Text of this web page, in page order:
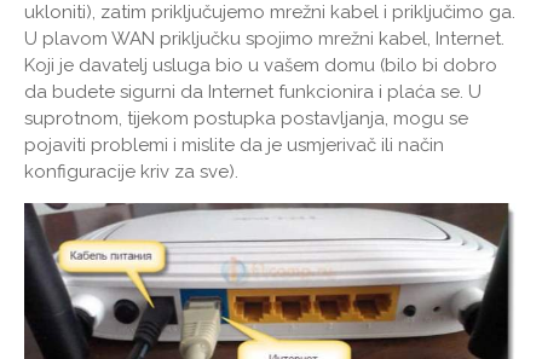
ukloniti), zatim priključujemo mrežni kabel i priključimo ga.
U plavom WAN priključku spojimo mrežni kabel, Internet.
Koji je davatelj usluga bio u vašem domu (bilo bi dobro
da budete sigurni da Internet funkcionira i plaća se. U
suprotnom, tijekom postupka postavljanja, mogu se
pojaviti problemi i mislite da je usmjerivač ili način
konfiguracije kriv za sve).